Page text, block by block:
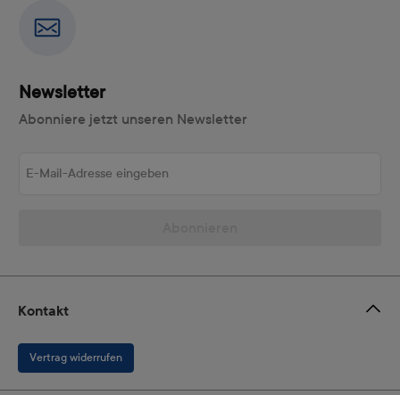
Newsletter
Abonniere jetzt unseren Newsletter
Kontakt
Vertrag widerrufen